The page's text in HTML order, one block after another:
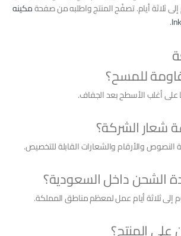
ثلاثة أيام. تصفّح المنتج واطلبه من صفحةمكينه
.
للمسح؟
على أغلب الأسطح بعد الجفاف.
شعار الشركة؟
النصوص والأرقام والشعارات القابلة للتخصيص.
الشحن داخل السعودية؟
إلى ثلاثة أيام عمل لمعظم مناطق المملكة.
المنتج؟